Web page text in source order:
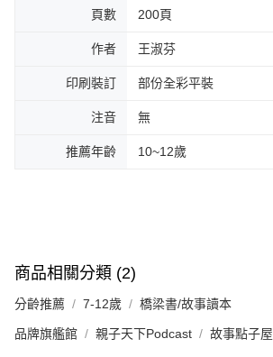
頁數 200頁
作者 王淑芬
印刷裝訂 部份全彩平裝
注音 無
推薦年齡 10~12歲
商品相關分類 (2)
分齡推薦 7-12歲 橋梁書/故事讀本
品牌旗艦館 親子天下Podcast 故事點子屋